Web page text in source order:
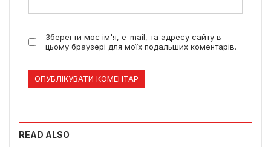
Зберегти моє ім'я, e-mail, та адресу сайту в
цьому браузері для моїх подальших коментарів.
READ ALSO